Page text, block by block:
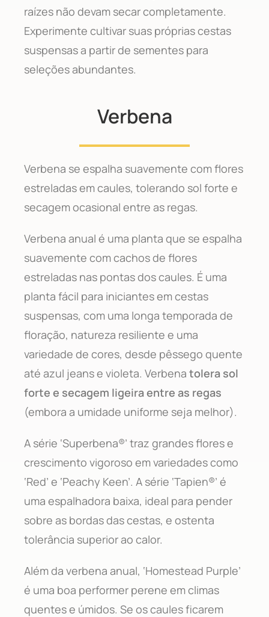
raízes não devam secar completamente.
Experimente cultivar suas próprias cestas
suspensas a partir de sementes para
seleções abundantes.
Verbena
Verbena se espalha suavemente com flores
estreladas em caules, tolerando sol forte e
secagem ocasional entre as regas.
Verbena anual é uma planta que se espalha
suavemente com cachos de flores
estreladas nas pontas dos caules. É uma
planta fácil para iniciantes em cestas
suspensas, com uma longa temporada de
floração, natureza resiliente e uma
variedade de cores, desde pêssego quente
até azul jeans e violeta. Verbena tolera sol
forte e secagem ligeira entre as regas
(embora a umidade uniforme seja melhor).
A série ‘Superbena®’ traz grandes flores e
crescimento vigoroso em variedades como
‘Red’ e ‘Peachy Keen’. A série ‘Tapien®’ é
uma espalhadora baixa, ideal para pender
sobre as bordas das cestas, e ostenta
tolerância superior ao calor.
Além da verbena anual, ‘Homestead Purple’
é uma boa performer perene em climas
quentes e úmidos. Se os caules ficarem